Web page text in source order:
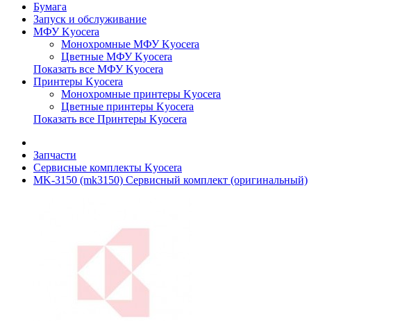
Бумага
Запуск и обслуживание
МФУ Kyocera
Монохромные МФУ Kyocera
Цветные МФУ Kyocera
Показать все МФУ Kyocera
Принтеры Kyocera
Монохромные принтеры Kyocera
Цветные принтеры Kyocera
Показать все Принтеры Kyocera
Запчасти
Сервисные комплекты Kyocera
MK-3150 (mk3150) Сервисный комплект (оригинальный)